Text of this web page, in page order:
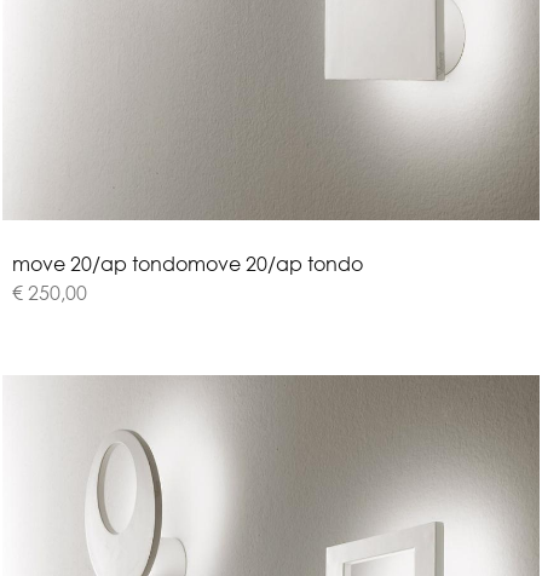
move 20/ap tondomove 20/ap tondo
€ 250,00